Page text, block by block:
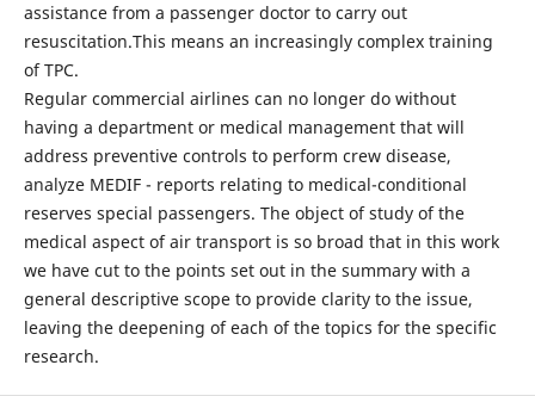
assistance from a passenger doctor to carry out
resuscitation.This means an increasingly complex training
of TPC.
Regular commercial airlines can no longer do without
having a department or medical management that will
address preventive controls to perform crew disease,
analyze MEDIF - reports relating to medical-conditional
reserves special passengers. The object of study of the
medical aspect of air transport is so broad that in this work
we have cut to the points set out in the summary with a
general descriptive scope to provide clarity to the issue,
leaving the deepening of each of the topics for the specific
research.